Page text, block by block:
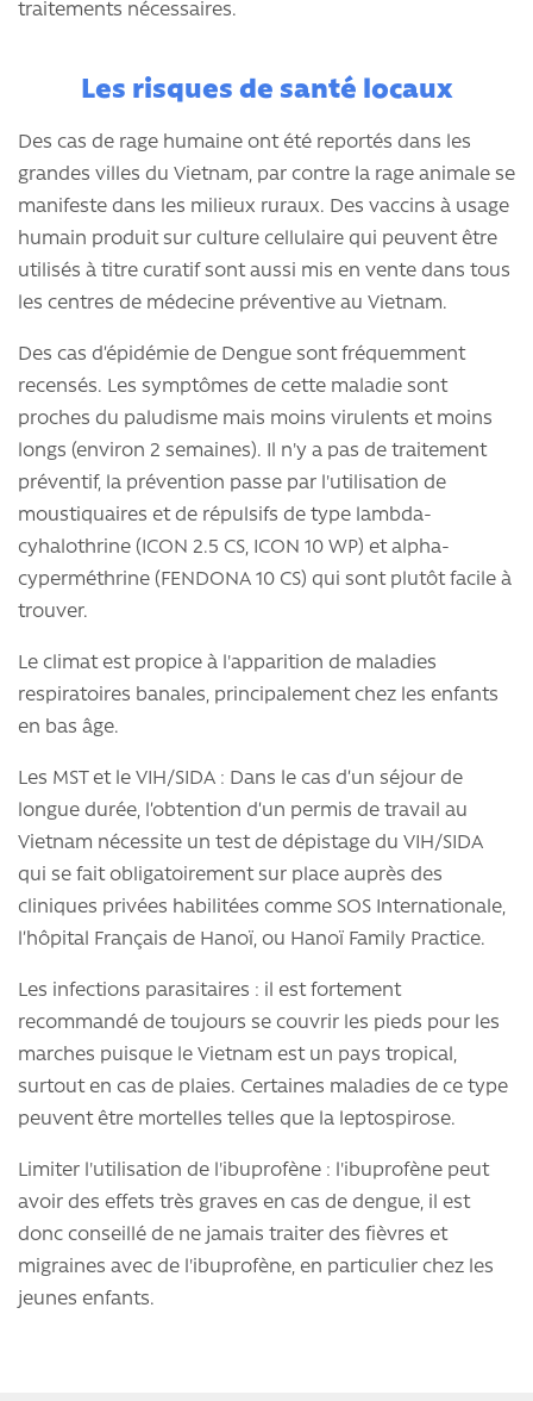
traitements nécessaires.
Les risques de santé locaux
Des cas de rage humaine ont été reportés dans les
grandes villes du Vietnam, par contre la rage animale se
manifeste dans les milieux ruraux. Des vaccins à usage
humain produit sur culture cellulaire qui peuvent être
utilisés à titre curatif sont aussi mis en vente dans tous
les centres de médecine préventive au Vietnam.
Des cas d’épidémie de Dengue sont fréquemment
recensés. Les symptômes de cette maladie sont
proches du paludisme mais moins virulents et moins
longs (environ 2 semaines). Il n'y a pas de traitement
préventif, la prévention passe par l'utilisation de
moustiquaires et de répulsifs de type lambda-
cyhalothrine (ICON 2.5 CS, ICON 10 WP) et alpha-
cyperméthrine (FENDONA 10 CS) qui sont plutôt facile à
trouver.
Le climat est propice à l'apparition de maladies
respiratoires banales, principalement chez les enfants
en bas âge.
Les MST et le VIH/SIDA : Dans le cas d’un séjour de
longue durée, l’obtention d’un permis de travail au
Vietnam nécessite un test de dépistage du VIH/SIDA
qui se fait obligatoirement sur place auprès des
cliniques privées habilitées comme SOS Internationale,
l’hôpital Français de Hanoï, ou Hanoï Family Practice.
Les infections parasitaires : il est fortement
recommandé de toujours se couvrir les pieds pour les
marches puisque le Vietnam est un pays tropical,
surtout en cas de plaies. Certaines maladies de ce type
peuvent être mortelles telles que la leptospirose.
Limiter l'utilisation de l'ibuprofène : l'ibuprofène peut
avoir des effets très graves en cas de dengue, il est
donc conseillé de ne jamais traiter des fièvres et
migraines avec de l'ibuprofène, en particulier chez les
jeunes enfants.